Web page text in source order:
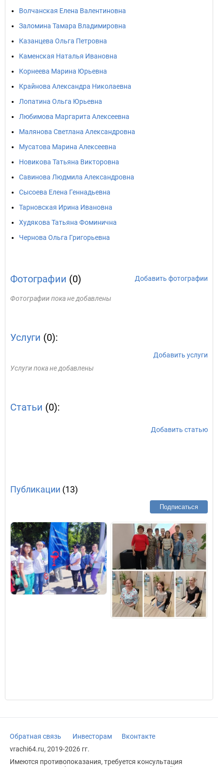
Волчанская Елена Валентиновна
Заломина Тамара Владимировна
Казанцева Ольга Петровна
Каменская Наталья Ивановна
Корнеева Марина Юрьевна
Крайнова Александра Николаевна
Лопатина Ольга Юрьевна
Любимова Маргарита Алексеевна
Малянова Светлана Александровна
Мусатова Марина Алексеевна
Новикова Татьяна Викторовна
Савинова Людмила Александровна
Сысоева Елена Геннадьевна
Тарновская Ирина Ивановна
Худякова Татьяна Фоминична
Чернова Ольга Григорьевна
Фотографии (0) Добавить фотографии
Фотографии пока не добавлены
Услуги (0):
Добавить услуги
Услуги пока не добавлены
Статьи (0):
Добавить статью
Публикации (13)
Подписаться
Обратная связь Инвесторам
Вконтакте
vrachi64.ru, 2019-2026 гг.
Имеются противопоказания, требуется консультация